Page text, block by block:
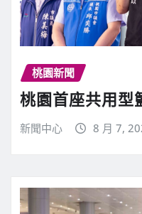
桃園新聞
桃園首座共用型
新聞中心 8 月 7,